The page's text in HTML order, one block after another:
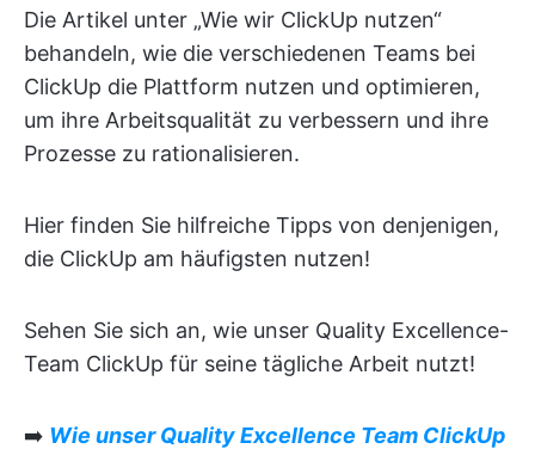
Die Artikel unter „Wie wir ClickUp nutzen“
behandeln, wie die verschiedenen Teams bei
ClickUp die Plattform nutzen und optimieren,
um ihre Arbeitsqualität zu verbessern und ihre
Prozesse zu rationalisieren.
Hier finden Sie hilfreiche Tipps von denjenigen,
die ClickUp am häufigsten nutzen!
Sehen Sie sich an, wie unser Quality Excellence-
Team ClickUp für seine tägliche Arbeit nutzt!
➡️ Wie unser Quality Excellence Team ClickUp